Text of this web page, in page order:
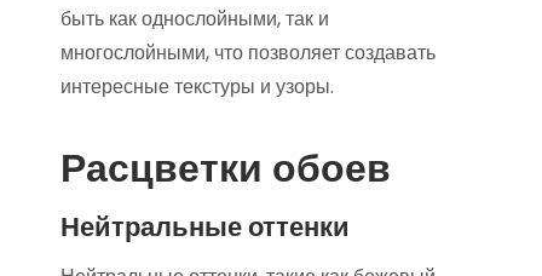
быть как однослойными, так и
многослойными, что позволяет создавать
интересные текстуры и узоры.
Расцветки обоев
Нейтральные оттенки